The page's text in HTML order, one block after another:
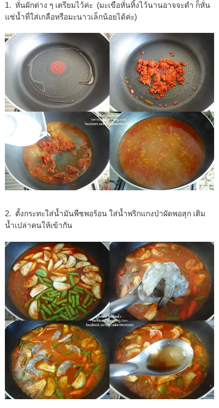
1. หั่นผักต่าง ๆ เตรียมไว้ค่ะ (มะเขือหั่นทิ้งไว้นานอาจจะดำ ก็หั่น
แช่น้ำที่ใส่เกลือหรือมะนาวเล็กน้อยได้ค่ะ)
2. ตั้งกระทะใส่น้ำมันพืชพอร้อน ใส่น้ำพริกแกงป่าผัดพอสุก เติม
น้ำเปล่าคนให้เข้ากัน